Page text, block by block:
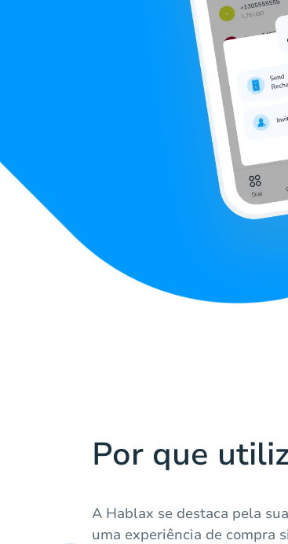
Por que
A Hablax se destaca pela
uma experiência de compra